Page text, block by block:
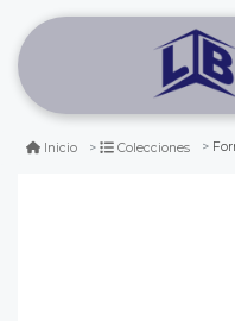
Inicio Colecciones